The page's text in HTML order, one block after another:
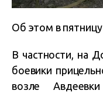
Об этом в
В частности, на
боевики
возле